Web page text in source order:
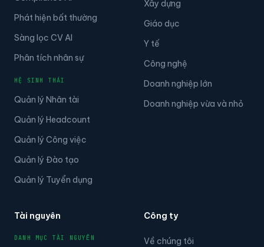
Phát hiện bất thường
Sàng lọc CV AI
Phân tích nhân sự
HỆ SINH THÁI
Quản lý Nhân tài
Quản lý Headcount
Quản lý Công việc
Quản lý Đào tạo
Quản lý Tuyển dụng
Xây dựng
Giáo dục
Y tế
Công nghệ
Doanh nghiệp lớn
Doanh nghiệp vừa và nhỏ
Tài nguyên
DANH MỤC TÀI NGUYÊN
Công ty
Về chúng tôi